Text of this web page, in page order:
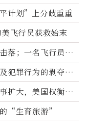
计划”上分歧重重
飞行员获救始末
落；一名飞行员失
犯罪行为的剥夺公
扩大，美国权衡地
“生育旅游”